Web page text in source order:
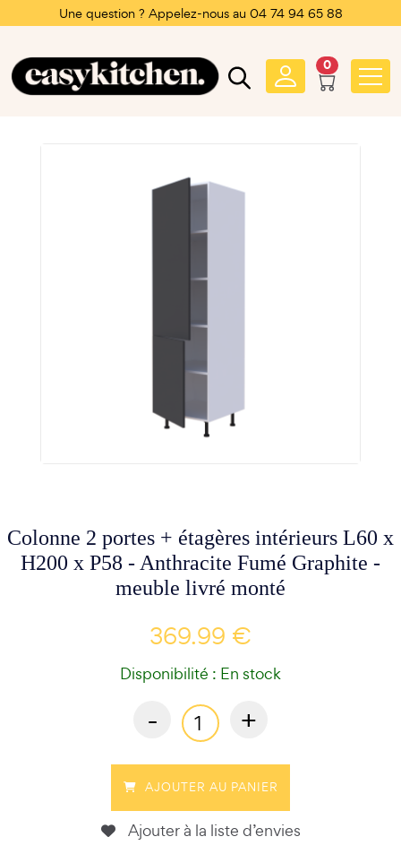
Une question ? Appelez-nous au 04 74 94 65 88
0
Colonne 2 portes + étagères intérieurs L60 x
H200 x P58 - Anthracite Fumé Graphite -
meuble livré monté
369.99 €
Disponibilité : En stock
- +
AJOUTER AU PANIER
Ajouter à la liste d’envies